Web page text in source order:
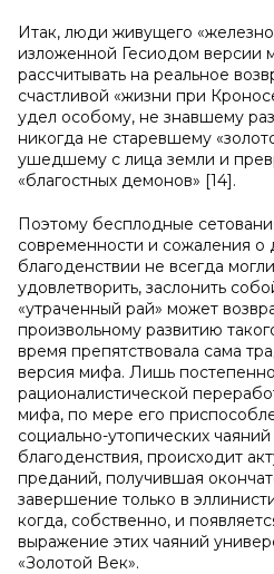
Итак, люди живущего
изложенной Гесиодом версии
рассчитывать на реальное
счастливой «жизни при
удел особому, не знавшему
никогда не старевшему
ушедшему с лица земли и
«благостных демонов» [14].
Поэтому бесплодные
современности и сожаления
благоденствии не всегда
удовлетворить, заслонить
«утраченный рай» может
произвольному развитию
время препятствовала сама
версия мифа. Лишь
рационалистической
мифа, по мере его
социально-утопических
благоденствия, происходит
преданий, получившая
завершение только в
когда, собственно, и
выражение этих чаяний
«Золотой Век».